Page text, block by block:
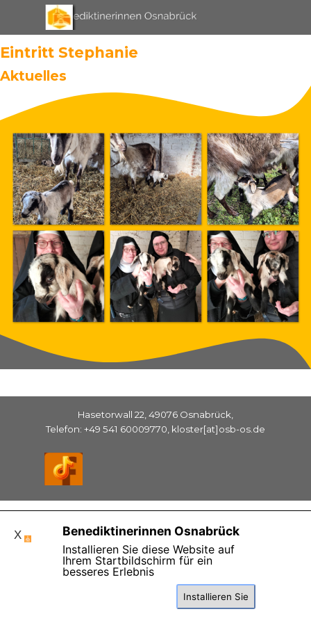
Direkt zum Seiteninhalt
Menü überspringen
Eintritt Stephanie
Aktuelles
Hasetorwall 22, 49076 Osnabrück,
Telefon: +49 541 60009770, kloster[at]osb-os.de
Benediktinerinnen Osnabrück
Installieren Sie diese Website auf
Ihrem Startbildschirm für ein
besseres Erlebnis
Installieren Sie
X